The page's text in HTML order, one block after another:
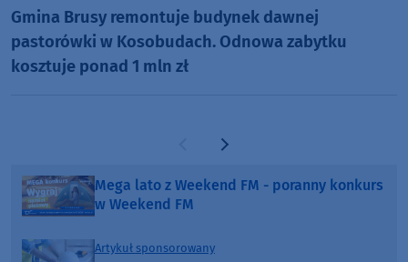
Gmina Brusy remontuje budynek dawnej
pastorówki w Kosobudach. Odnowa zabytku
kosztuje ponad 1 mln zł
Poprzednia strona
Następna strona
Mega lato z Weekend FM - poranny konkurs
w Weekend FM
Artykuł sponsorowany